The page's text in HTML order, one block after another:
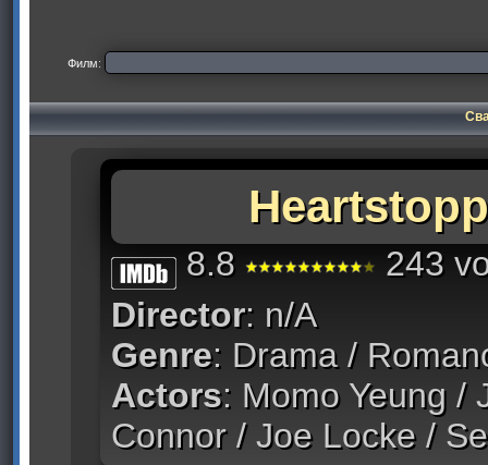
Филм:
8.8
243
Director: n/A
Genre: Drama /
Actors: Momo Yeung /
Connor / Joe Locke /